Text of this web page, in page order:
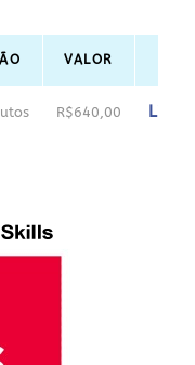
VALOR
R$640,00 Link